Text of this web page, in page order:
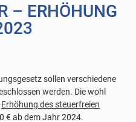
– ERHÖHUNG
sollen verschiedene
werden. Die wohl
Erhöhung des steuerfreien
€ ab dem Jahr 2024.